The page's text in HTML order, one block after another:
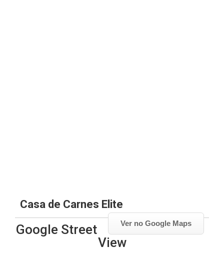
Casa de Carnes Elite
Ver no Google Maps
Google Street
View